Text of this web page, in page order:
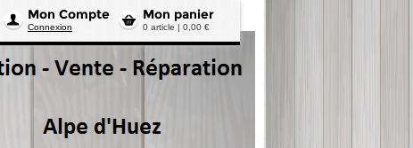
Mon panier
0 article | 0,00 €
Mon Compte
Connexion